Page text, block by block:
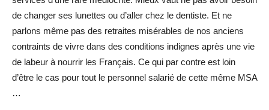
de changer ses lunettes ou d’aller chez le dentiste. Et ne
parlons même pas des retraites misérables de nos anciens
contraints de vivre dans des conditions indignes après une vie
de labeur à nourrir les Français. Ce qui par contre est loin
d’être le cas pour tout le personnel salarié de cette même MSA
…